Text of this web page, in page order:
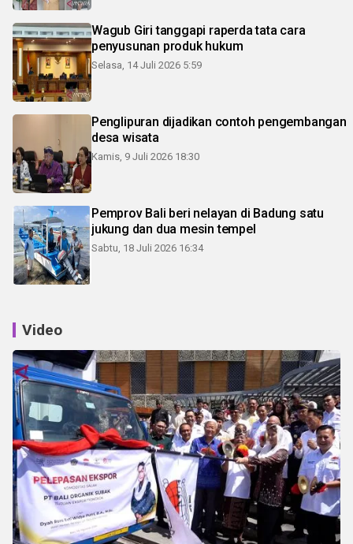
Wagub Giri tanggapi raperda tata cara
penyusunan produk hukum
Selasa, 14 Juli 2026 5:59
Penglipuran dijadikan contoh pengembangan
desa wisata
Kamis, 9 Juli 2026 18:30
Pemprov Bali beri nelayan di Badung satu
jukung dan dua mesin tempel
Sabtu, 18 Juli 2026 16:34
Video